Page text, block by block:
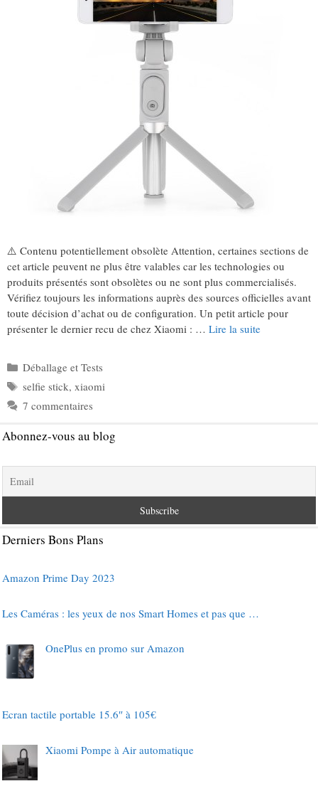
⚠️ Contenu potentiellement obsolète Attention, certaines sections de
cet article peuvent ne plus être valables car les technologies ou
produits présentés sont obsolètes ou ne sont plus commercialisés.
Vérifiez toujours les informations auprès des sources officielles avant
toute décision d’achat ou de configuration. Un petit article pour
présenter le dernier recu de chez Xiaomi : … Lire la suite
Catégories
Déballage et Tests
Étiquettes
selfie stick, xiaomi
7 commentaires
Abonnez-vous au blog
Derniers Bons Plans
Amazon Prime Day 2023
Les Caméras : les yeux de nos Smart Homes et pas que …
OnePlus en promo sur Amazon
Ecran tactile portable 15.6″ à 105€
Xiaomi Pompe à Air automatique